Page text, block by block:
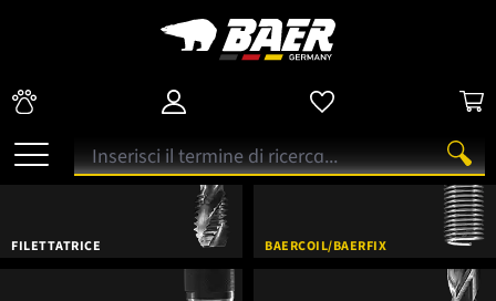
FILETTATRICE BAERCOIL/BAERFIX